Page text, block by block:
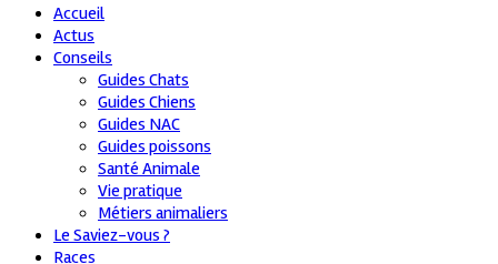
Accueil
Actus
Conseils
Guides Chats
Guides Chiens
Guides NAC
Guides poissons
Santé Animale
Vie pratique
Métiers animaliers
Le Saviez-vous ?
Races